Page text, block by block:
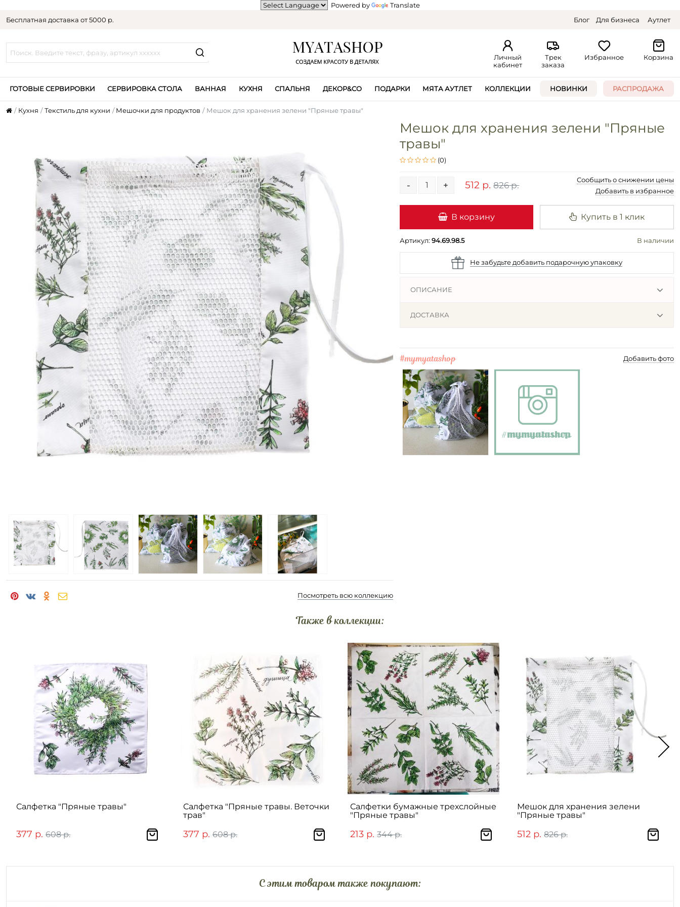
Powered by
Translate
Бесплатная доставка от 5000 р.
Блог Для бизнеса Аутлет
Личный
кабинет
Трек
заказа
Избранное Корзина
ГОТОВЫЕ СЕРВИРОВКИ СЕРВИРОВКА СТОЛА ВАННАЯ КУХНЯ СПАЛЬНЯ ДЕКОР&CO ПОДАРКИ МЯТА АУТЛЕТ КОЛЛЕКЦИИ НОВИНКИ РАСПРОДАЖА
Кухня Текстиль для кухни Мешочки для продуктов Мешок для хранения зелени "Пряные травы"
Посмотреть всю коллекцию
Мешок для хранения зелени "Пряные
травы"
(0)
- + 512 р. 826 р.
Сообщить о снижении цены
Добавить в избранное
В корзину Купить в 1 клик
Артикул: 94.69.98.5 В наличии
Не забудьте добавить подарочную упаковку
ОПИСАНИЕ
ДОСТАВКА
#mymyatashop Добавить фото
Также в коллекции:
Салфетка "Пряные травы"
377 р. 608 р.
Салфетка "Пряные травы. Веточки
трав"
377 р. 608 р.
Салфетки бумажные трехслойные
"Пряные травы"
213 р. 344 р.
Мешок для хранения зелени
"Пряные травы"
512 р. 826 р.
C этим товаром также покупают: